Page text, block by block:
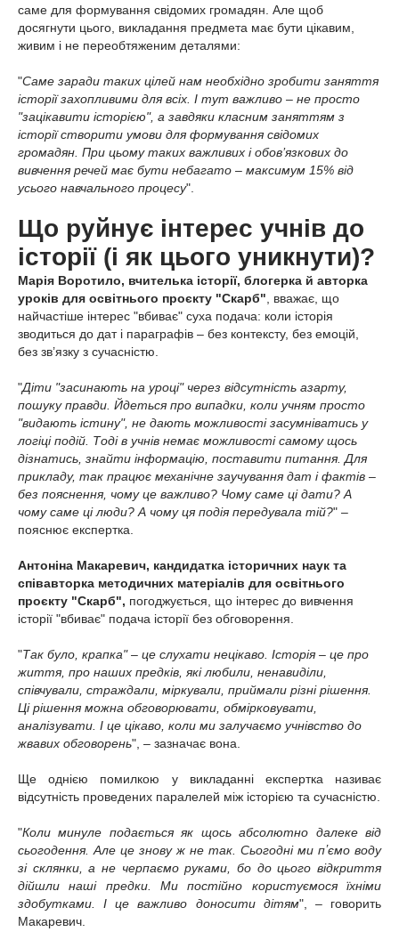
саме для формування свідомих громадян. Але щоб
досягнути цього, викладання предмета має бути цікавим,
живим і не переобтяженим деталями:
"Саме заради таких цілей нам необхідно зробити заняття
історії захопливими для всіх. І тут важливо – не просто
"зацікавити історією", а завдяки класним заняттям з
історії створити умови для формування свідомих
громадян. При цьому таких важливих і обов’язкових до
вивчення речей має бути небагато – максимум 15% від
усього навчального процесу".
Що руйнує інтерес учнів до
історії (і як цього уникнути)?
Марія Воротило, вчителька історії, блогерка й авторка
уроків для освітнього проєкту "Скарб" , вважає, що
найчастіше інтерес "вбиває" суха подача: коли історія
зводиться до дат і параграфів – без контексту, без емоцій,
без зв’язку з сучасністю.
"Діти "засинають на уроці" через відсутність азарту,
пошуку правди. Йдеться про випадки, коли учням просто
"видають істину", не дають можливості засумніватись у
логіці подій. Тоді в учнів немає можливості самому щось
дізнатись, знайти інформацію, поставити питання. Для
прикладу, так працює механічне заучування дат і фактів –
без пояснення, чому це важливо? Чому саме ці дати? А
чому саме ці люди? А чому ця подія передувала тій?" –
пояснює експертка.
Антоніна Макаревич, кандидатка історичних наук та
співавторка методичних матеріалів для освітнього
проєкту "Скарб", погоджується, що інтерес до вивчення
історії "вбиває" подача історії без обговорення.
"Так було, крапка" – це слухати нецікаво. Історія – це про
життя, про наших предків, які любили, ненавиділи,
співчували, страждали, міркували, приймали різні рішення.
Ці рішення можна обговорювати, обмірковувати,
аналізувати. І це цікаво, коли ми залучаємо учнівство до
жвавих обговорень", – зазначає вона.
Ще однією помилкою у викладанні експертка називає
відсутність проведених паралелей між історією та сучасністю.
"Коли минуле подається як щось абсолютно далеке від
сьогодення. Але це знову ж не так. Сьогодні ми пʼємо воду
зі склянки, а не черпаємо руками, бо до цього відкриття
дійшли наші предки. Ми постійно користуємося їхніми
здобутками. І це важливо доносити дітям", – говорить
Макаревич.